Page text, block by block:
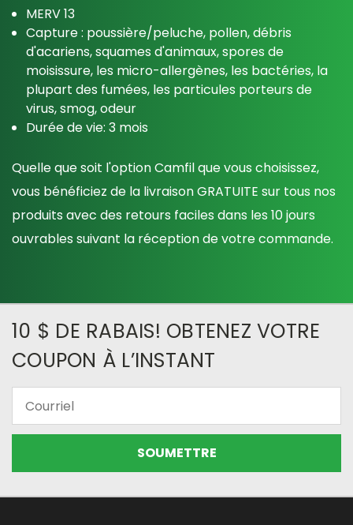
MERV 13
Capture : poussière/peluche, pollen, débris
d'acariens, squames d'animaux, spores de
moisissure, les micro-allergènes, les bactéries, la
plupart des fumées, les particules porteurs de
virus, smog, odeur
Durée de vie: 3 mois
Quelle que soit l'option Camfil que vous choisissez,
vous bénéficiez de la livraison GRATUITE sur tous nos
produits avec des retours faciles dans les 10 jours
ouvrables suivant la réception de votre commande.
10 $ DE RABAIS! OBTENEZ VOTRE
COUPON À L’INSTANT